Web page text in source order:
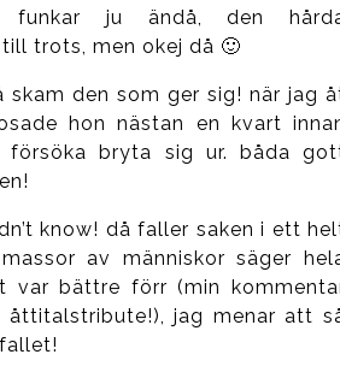
funkar ju ändå, den
trots, men okej då 🙂
skam den som ger sig! när jag
hon nästan en kvart
försöka bryta sig ur. båda
know! då faller saken i ett
av människor säger
var bättre förr (min
jag menar att